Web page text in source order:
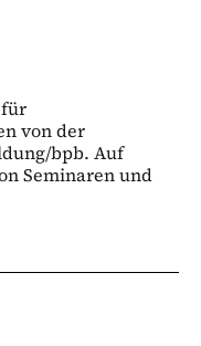
von der
bpb. Auf
Seminaren und